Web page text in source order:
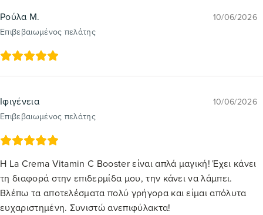
Ρούλα Μ.
Επιβεβαιωμένος πελάτης
10/06/2026
Ιφιγένεια
Επιβεβαιωμένος πελάτης
10/06/2026
Η La Crema Vitamin C Booster είναι απλά μαγική! Έχει κάνει
τη διαφορά στην επιδερμίδα μου, την κάνει να λάμπει.
Βλέπω τα αποτελέσματα πολύ γρήγορα και είμαι απόλυτα
ευχαριστημένη. Συνιστώ ανεπιφύλακτα!